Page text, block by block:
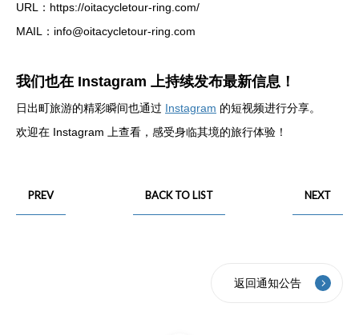
URL：https://oitacycletour-ring.com/
MAIL：info@oitacycletour-ring.com
我们也在 Instagram 上持续发布最新信息！
日出町旅游的精彩瞬间也通过 Instagram 的短视频进行分享。
欢迎在 Instagram 上查看，感受身临其境的旅行体验！
PREV BACK TO LIST NEXT
返回通知公告